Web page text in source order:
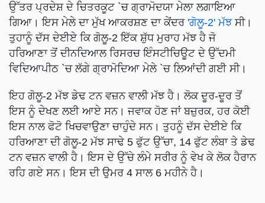
ਉੱਤਰ ਪ੍ਰਦੇਸ਼ ਦੇ ਚਿਤਰਕੂਟ `ਚ ਗ੍ਰਾਮੋਦਯਾ ਮੇਲਾ ਲਗਾਇਆ
ਗਿਆ। ਇਸ ਮੇਲੇ ਦਾ ਮੁੱਖ ਆਕਰਸ਼ਣ ਦਾ ਕੇਂਦਰ 'ਗੋਲੂ-2' ਮੱਝਸੀ।
ਤੁਹਾਨੂੰ ਦੱਸ ਦੇਈਏ ਕਿ ਗੋਲੂ-2 ਇੱਕ ਸ਼ੁੱਧ ਮੁਰਾਹ ਮੱਝ ਹੈ ਜੋ
ਹਰਿਆਣਾ ਤੋਂ ਦੀਨਦਿਆਲ ਰਿਸਰਚ ਇੰਸਟੀਚਿਊਟ ਦੇ ਉੱਦਮੀ
ਵਿਦਿਆਪੀਠ `ਚ ਲੱਗੇ ਗ੍ਰਾਮੋਦਿਆ ਮੇਲੇ `ਚ ਲਿਆਂਦੀ ਗਈ ਸੀ।
ਇਹ ਗੋਲੂ-2 ਮੱਝ ਡੇਢ ਟਨ ਵਜ਼ਨ ਵਾਲੀ ਮੱਝ ਹੈ। ਲੋਕ ਦੂਰ-ਦੂਰ ਤੋਂ
ਇਸ ਨੂੰ ਦੇਖਣ ਲਈ ਆਏ ਸਨ। ਜਵਾਕ ਹੋਣ ਜਾਂ ਬਜ਼ੁਰਕ, ਹਰ ਕੋਈ
ਇਸ ਨਾਲ ਫੋਟੋ ਖਿਚਵਾਉਣਾ ਚਾਹੁੰਦੇ ਸਨ। ਤੁਹਨੂੰ ਦੱਸ ਦੇਈਏ ਕਿ
ਹਰਿਆਣਾ ਦੀ ਗੋਲੂ-2 ਮੱਝ ਸਾਢੇ 5 ਫੁੱਟ ਉੱਚਾ, 14 ਫੁੱਟ ਲੰਬਾ ਤੇ ਡੇਢ
ਟਨ ਵਜ਼ਨ ਵਾਲੀ ਹੈ। ਇਸ ਦੇ ਉੱਚੇ ਲੰਮੇ ਸਰੀਰ ਨੂੰ ਵੇਖ ਕੇ ਲੋਕ ਹੈਰਾਨ
ਰਹਿ ਗਏ ਸਨ। ਇਸ ਦੀ ਉਮਰ 4 ਸਾਲ 6 ਮਹੀਨੇ ਹੈ।